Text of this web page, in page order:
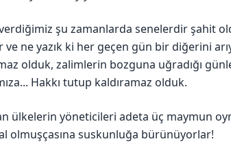
şu zamanlarda senelerdir şahit
ne yazık ki her geçen gün bir diğerini
olduk, zalimlerin bozguna uğradığı
Hakkı tutup kaldıramaz olduk.
ülkelerin yöneticileri adeta üç maymun
olmuşçasına suskunluğa bürünüyorlar!